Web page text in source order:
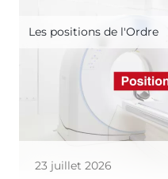
Les positions de l'Ordre
23 juillet 2026